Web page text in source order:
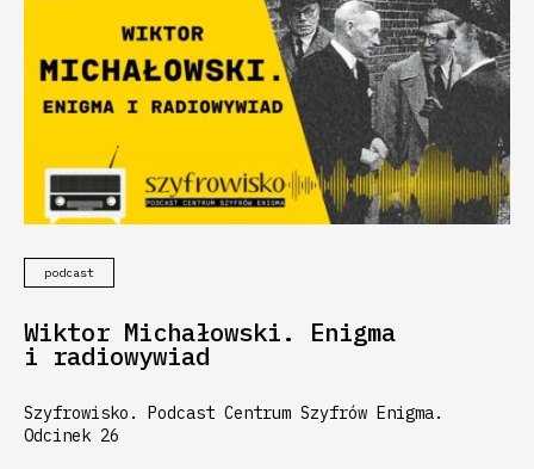
podcast
Wiktor Michałowski. Enigma
i radiowywiad
Szyfrowisko. Podcast Centrum Szyfrów Enigma.
Odcinek 26